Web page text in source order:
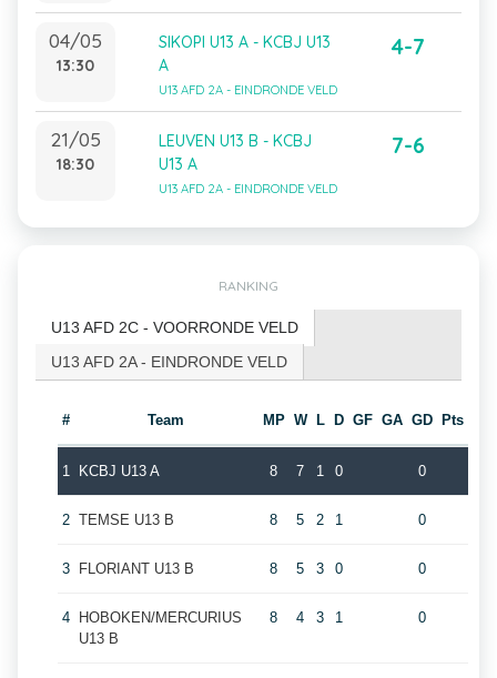
04/05
13:30
SIKOPI U13 A - KCBJ U13
A
U13 AFD 2A - EINDRONDE VELD
4-7
21/05
18:30
LEUVEN U13 B - KCBJ
U13 A
U13 AFD 2A - EINDRONDE VELD
7-6
RANKING
U13 AFD 2C - VOORRONDE VELD
U13 AFD 2A - EINDRONDE VELD
# Team MP W L D GF GA GD Pts
1 KCBJ U13 A 8 7 1 0 0
2 TEMSE U13 B 8 5 2 1 0
3 FLORIANT U13 B 8 5 3 0 0
4
HOBOKEN/MERCURIUS
U13 B
8 4 3 1 0